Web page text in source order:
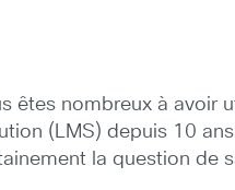
êtes nombreux à avoir
(LMS) depuis 10
la question de